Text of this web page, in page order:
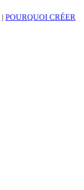
| POURQUOI CRÉER